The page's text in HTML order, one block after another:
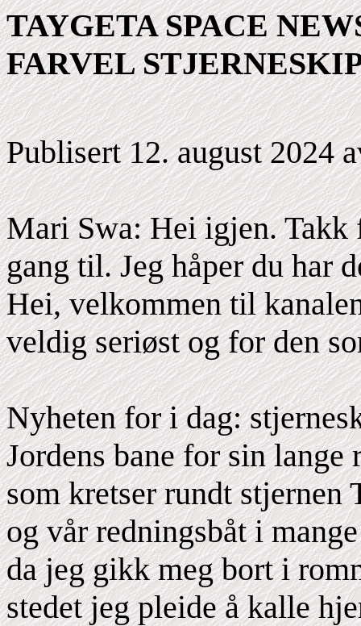
TAYGETA SPACE
FARVEL
Publisert 12. august 2024
Mari Swa: Hei igjen. Takk
gang til. Jeg håper du har
Hei, velkommen til
veldig seriøst og for den
Nyheten for i dag:
Jordens bane for sin
som kretser rundt
og vår redningsbåt i
da jeg gikk meg bort i
stedet jeg pleide å kalle